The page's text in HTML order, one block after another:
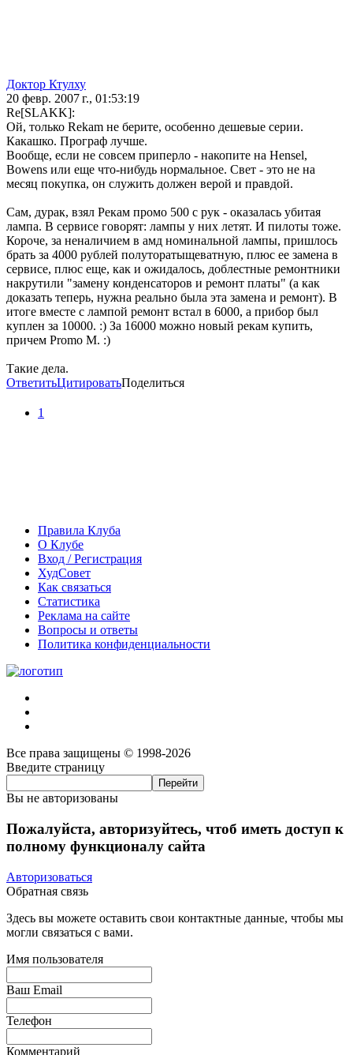
Доктор Ктулху
20 февр. 2007 г., 01:53:19
Re[SLAKK]:
Ой, только Rekam не берите, особенно дешевые серии.
Какашко. Програф лучше.
Вообще, если не совсем приперло - накопите на Hensel,
Bowens или еще что-нибудь нормальное. Свет - это не на
месяц покупка, он служить должен верой и правдой.
Сам, дурак, взял Рекам промо 500 с рук - оказалась убитая
лампа. В сервисе говорят: лампы у них летят. И пилоты тоже.
Короче, за неналичием в амд номинальной лампы, пришлось
брать за 4000 рублей полуторатыщеватную, плюс ее замена в
сервисе, плюс еще, как и ожидалось, доблестные ремонтники
накрутили "замену конденсаторов и ремонт платы" (а как
доказать теперь, нужна реально была эта замена и ремонт). В
итоге вместе с лампой ремонт встал в 6000, а прибор был
куплен за 10000. :) За 16000 можно новый рекам купить,
причем Promo M. :)
Такие дела.
ОтветитьЦитироватьПоделиться
1
Правила Клуба
О Клубе
Вход / Регистрация
ХудСовет
Как связаться
Статистика
Реклама на сайте
Вопросы и ответы
Политика конфиденциальности
Все права защищены © 1998-2026
Введите страницу
Вы не авторизованы
Пожалуйста, авторизуйтесь, чтоб иметь доступ к
полному функционалу сайта
Авторизоваться
Обратная связь
Здесь вы можете оставить свои контактные данные, чтобы мы
могли связаться с вами.
Имя пользователя
Ваш Email
Телефон
Комментарий